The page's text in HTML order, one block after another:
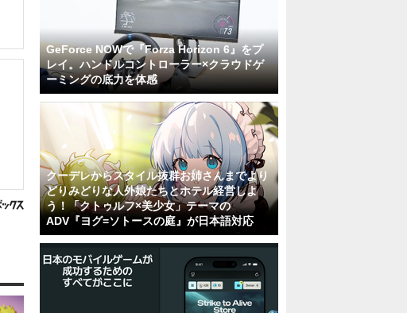
GeForce NOWで『Forza Horizon 6』をプ
レイ。ハンドルコントローラー×クラウドゲ
ーミングの底力を体感
クーデレからスタイル抜群お姉さんまでより
どりみどりな人外娘たちとホテル経営しよ
う！「クトゥルフ×美少女」テーマの
ADV『ヨグ=ソトースの庭』が日本語対応